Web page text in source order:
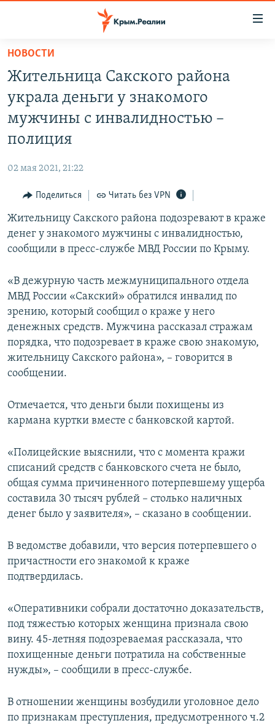
Вернуться
основному
содержанию
Вернутся
главной
Вернутся
поиску
ВОДА
ИНФОГРАФИКА
ТЕЛЕПРОЕКТ КРЫМ.РЕАЛИИ
СОВЕТЫ ПРАВОЗАЩИТНИКОВ
ПОБЕДИТЕЛЕЙ НЕ СУДЯТ?
КРЫМ.НЕПОКОРЕННЫЙ
ELIFBE
УКРАИНСКАЯ ПРОБЛЕМА КРЫМА
РАДІО СВОБОДА
КАК ОБОЙТИ БЛОКИРОВКУ
Українською
Qırımtatar
ПРИСОЕДИНЯЙТЕСЬ!
Все сайты RFE/RL
НОВОСТИ
Жительница Сакского района
украла деньги у знакомого
мужчины с инвалидностью –
полиция
02 мая 2021, 21:22
Поделиться Читать без VPN
Жительницу Сакского района подозревают в краже
денег у знакомого мужчины с инвалидностью,
сообщили в пресс-службе МВД России по Крыму.
«В дежурную часть межмуниципального отдела
МВД России «Сакский» обратился инвалид по
зрению, который сообщил о краже у него
денежных средств. Мужчина рассказал стражам
порядка, что подозревает в краже свою знакомую,
жительницу Сакского района», – говорится в
сообщении.
Отмечается, что деньги были похищены из
кармана куртки вместе с банковской картой.
«Полицейские выяснили, что с момента кражи
списаний средств с банковского счета не было,
общая сумма причиненного потерпевшему ущерба
составила 30 тысяч рублей – столько наличных
денег было у заявителя», – сказано в сообщении.
В ведомстве добавили, что версия потерпевшего о
причастности его знакомой к краже
подтвердилась.
«Оперативники собрали достаточно доказательств,
под тяжестью которых женщина признала свою
вину. 45-летняя подозреваемая рассказала, что
похищенные деньги потратила на собственные
нужды», – сообщили в пресс-службе.
В отношении женщины возбудили уголовное дело
по признакам преступления, предусмотренного ч.2